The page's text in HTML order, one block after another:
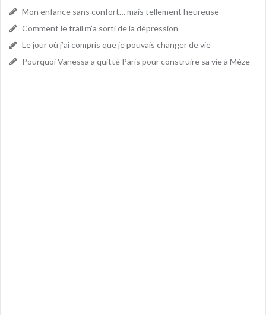
Mon enfance sans confort… mais tellement heureuse
Comment le trail m’a sorti de la dépression
Le jour où j’ai compris que je pouvais changer de vie
Pourquoi Vanessa a quitté Paris pour construire sa vie à Mèze